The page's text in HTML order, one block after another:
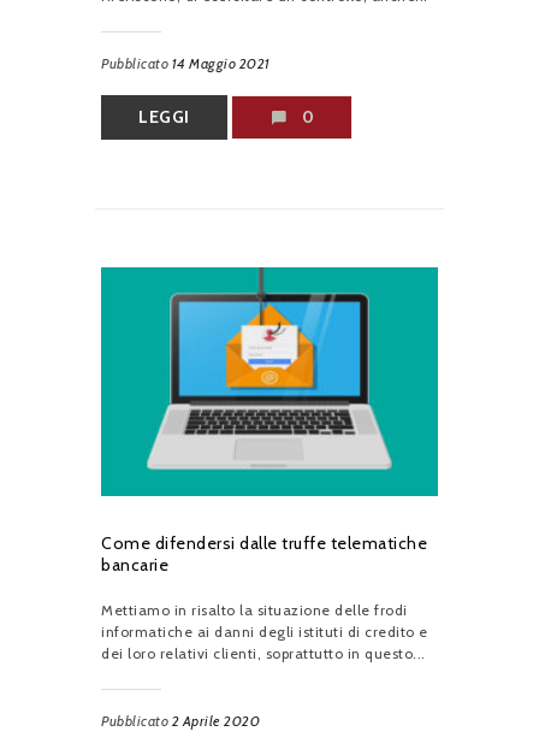
Pubblicato 14 Maggio 2021
LEGGI 0
Come difendersi dalle truffe telematiche
bancarie
Mettiamo in risalto la situazione delle frodi
informatiche ai danni degli istituti di credito e
dei loro relativi clienti, soprattutto in questo...
Pubblicato 2 Aprile 2020